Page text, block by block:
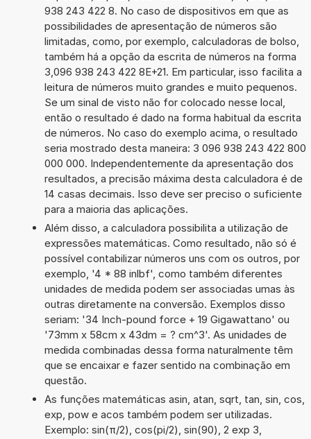
938 243 422 8. No caso de dispositivos em que as
possibilidades de apresentação de números são
limitadas, como, por exemplo, calculadoras de bolso,
também há a opção da escrita de números na forma
3,096 938 243 422 8E+21. Em particular, isso facilita a
leitura de números muito grandes e muito pequenos.
Se um sinal de visto não for colocado nesse local,
então o resultado é dado na forma habitual da escrita
de números. No caso do exemplo acima, o resultado
seria mostrado desta maneira: 3 096 938 243 422 800
000 000. Independentemente da apresentação dos
resultados, a precisão máxima desta calculadora é de
14 casas decimais. Isso deve ser preciso o suficiente
para a maioria das aplicações.
Além disso, a calculadora possibilita a utilização de
expressões matemáticas. Como resultado, não só é
possível contabilizar números uns com os outros, por
exemplo, '4 * 88 inlbf', como também diferentes
unidades de medida podem ser associadas umas às
outras diretamente na conversão. Exemplos disso
seriam: '34 Inch-pound force + 19 Gigawattano' ou
'73mm x 58cm x 43dm = ? cm^3'. As unidades de
medida combinadas dessa forma naturalmente têm
que se encaixar e fazer sentido na combinação em
questão.
As funções matemáticas asin, atan, sqrt, tan, sin, cos,
exp, pow e acos também podem ser utilizadas.
Exemplo: sin(π/2), cos(pi/2), sin(90), 2 exp 3,